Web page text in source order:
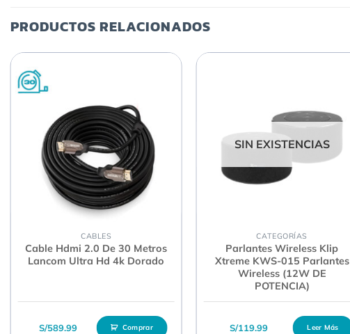
PRODUCTOS RELACIONADOS
CABLES
Cable Hdmi 2.0 De 30 Metros
Lancom Ultra Hd 4k Dorado
S/589.99 Comprar
SIN EXISTENCIAS
CATEGORÍAS
Parlantes Wireless Klip
Xtreme KWS-015 Parlantes
Wireless (12W DE
POTENCIA)
S/119.99 Leer Más